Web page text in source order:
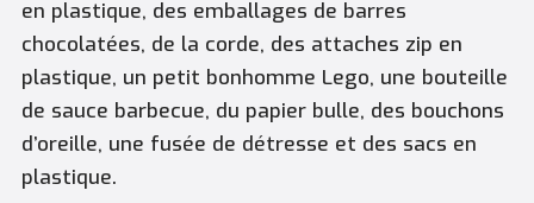
en plastique, des emballages de barres
chocolatées, de la corde, des attaches zip en
plastique, un petit bonhomme Lego, une bouteille
de sauce barbecue, du papier bulle, des bouchons
d’oreille, une fusée de détresse et des sacs en
plastique.